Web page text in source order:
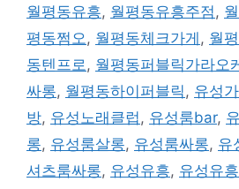
월평동유흥, 월평동유흥주점 ,
평동쩜오 , 월평동체크가게 , 월
동텐프로 , 월평동퍼블릭가라오
싸롱, 월평동하이퍼블릭 , 유성
방, 유성노래클럽 , 유성룸bar,
롱, 유성룸살롱, 유성룸싸롱, 유
셔츠룸싸롱, 유성유흥, 유성유